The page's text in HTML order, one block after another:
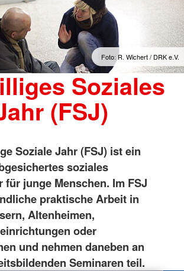
Foto: R. Wichert / DRK e.V.
Soziales
(FSJ)
Soziale Jahr (FSJ) ist ein
soziales
für junge Menschen. Im FSJ
praktische Arbeit in
Altenheimen,
oder
und nehmen daneben an
Seminaren teil.